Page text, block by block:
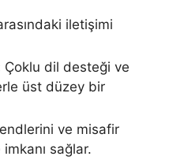
iletişimi
Çoklu dil desteği ve
üst düzey bir
ve misafir
sağlar.